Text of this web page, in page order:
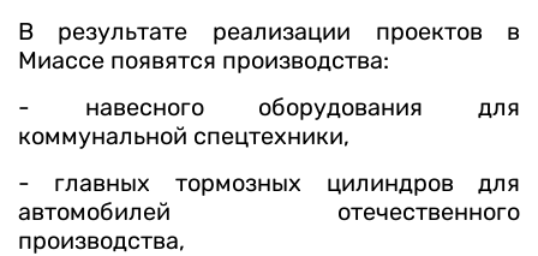
В результате реализации проектов в
Миассе появятся производства:
- навесного оборудования для
коммунальной спецтехники,
- главных тормозных цилиндров для
автомобилей отечественного
производства,